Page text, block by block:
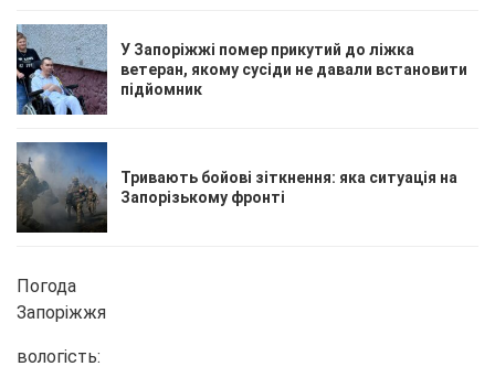
У Запоріжжі помер прикутий до ліжка
ветеран, якому сусіди не давали встановити
підйомник
Тривають бойові зіткнення: яка ситуація на
Запорізькому фронті
Погода
Запоріжжя
вологість: